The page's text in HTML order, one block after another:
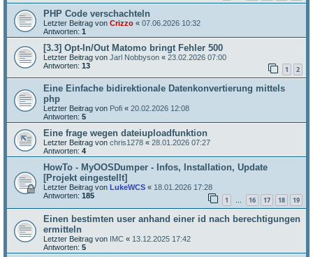
PHP Code verschachteln
Letzter Beitrag von Crizzo « 07.06.2026 10:32
Antworten: 1
[3.3] Opt-In/Out Matomo bringt Fehler 500
Letzter Beitrag von Jarl Nobbyson « 23.02.2026 07:00
Antworten: 13 1 2
Eine Einfache bidirektionale Datenkonvertierung mittels
php
Letzter Beitrag von Pofi « 20.02.2026 12:08
Antworten: 5
Eine frage wegen dateiuploadfunktion
Letzter Beitrag von chris1278 « 28.01.2026 07:27
Antworten: 4
HowTo - MyOOSDumper - Infos, Installation, Update
[Projekt eingestellt]
Letzter Beitrag von LukeWCS « 18.01.2026 17:28
Antworten: 185 1 … 16 17 18 19
Einen bestimten user anhand einer id nach berechtigungen
ermitteln
Letzter Beitrag von IMC « 13.12.2025 17:42
Antworten: 5